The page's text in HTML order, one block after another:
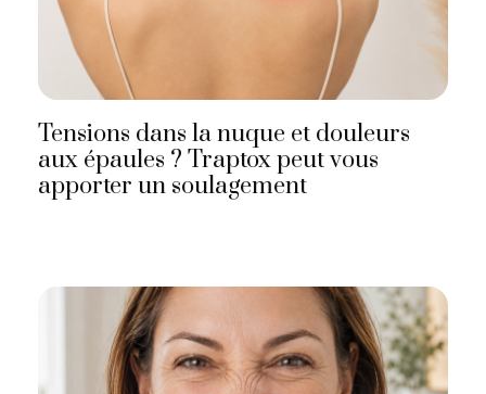
Tensions dans la nuque et douleurs
aux épaules ? Traptox peut vous
apporter un soulagement